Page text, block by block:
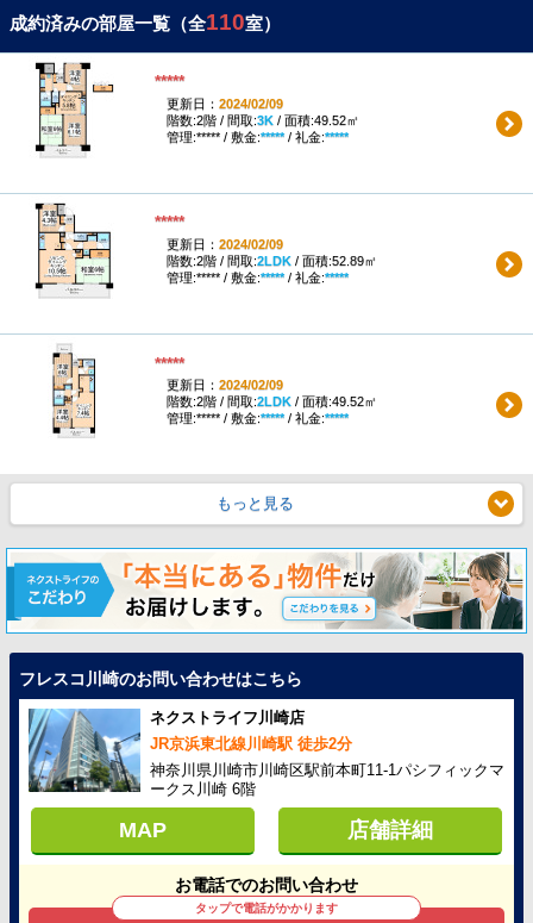
成約済みの部屋一覧（全110室）
*****
更新日： 2024/02/09
階数:2階 / 間取:3K/ 面積:49.52㎡
管理:***** / 敷金:*****/ 礼金:*****
*****
更新日： 2024/02/09
階数:2階 / 間取:2LDK/ 面積:52.89㎡
管理:***** / 敷金:*****/ 礼金:*****
*****
更新日： 2024/02/09
階数:2階 / 間取:2LDK/ 面積:49.52㎡
管理:***** / 敷金:*****/ 礼金:*****
もっと見る
フレスコ川崎のお問い合わせはこちら
ネクストライフ川崎店
JR京浜東北線川崎駅 徒歩2分
神奈川県川崎市川崎区駅前本町11-1パシフィックマ
ークス川崎 6階
MAP 店舗詳細
お電話でのお問い合わせ
タップで電話がかかります